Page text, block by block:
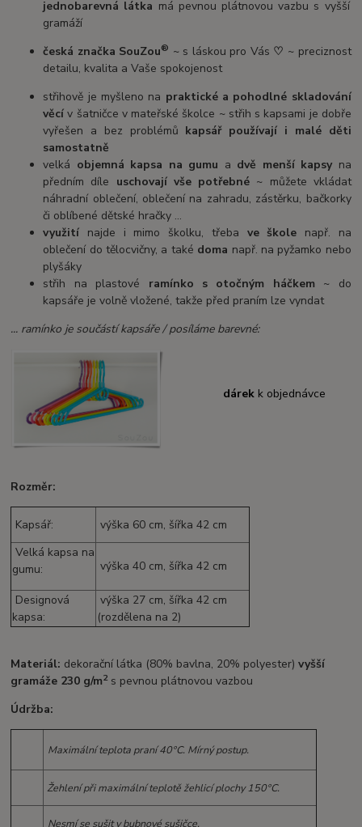
jednobarevná látka má pevnou plátnovou vazbu s vyšší
gramáží
česká značka SouZou® ~ s láskou pro Vás ♡ ~ preciznost
detailu, kvalita a Vaše spokojenost
střihově je myšleno na praktické a pohodlné skladování
věcí v šatničce v mateřské školce ~ střih s kapsami je dobře
vyřešen a bez problémů kapsář používají i malé děti
samostatně
velká objemná kapsa na gumu a dvě menší kapsy na
předním díle uschovají vše potřebné ~ můžete vkládat
náhradní oblečení, oblečení na zahradu, zástěrku, bačkorky
či oblíbené dětské hračky ...
využití najde i mimo školku, třeba ve škole např. na
oblečení do tělocvičny, a také doma např. na pyžamko nebo
plyšáky
střih na plastové ramínko s otočným háčkem ~ do
kapsáře je volně vložené, takže před praním lze vyndat
... ramínko je součástí kapsáře / posíláme barevné:
dárek k objednávce
Rozměr:
Kapsář:
výška 60 cm, šířka 42 cm
Velká kapsa na
gumu:
výška 40 cm, šířka 42 cm
Designová
kapsa:
výška 27 cm, šířka 42 cm
(rozdělena na 2)
Materiál: dekorační látka (80% bavlna, 20% polyester)vyšší
gramáže 230 g/m2s pevnou plátnovou vazbou
Údržba:
Maximální teplota praní 40°C. Mírný postup.
Žehlení při maximální teplotě žehlicí plochy 150°C.
Nesmí se sušit v bubnové sušičce.